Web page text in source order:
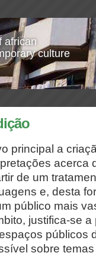
african
culture
principal a
acerca
de um
e, desta
público mais
justifica-se a
públicos
sobre